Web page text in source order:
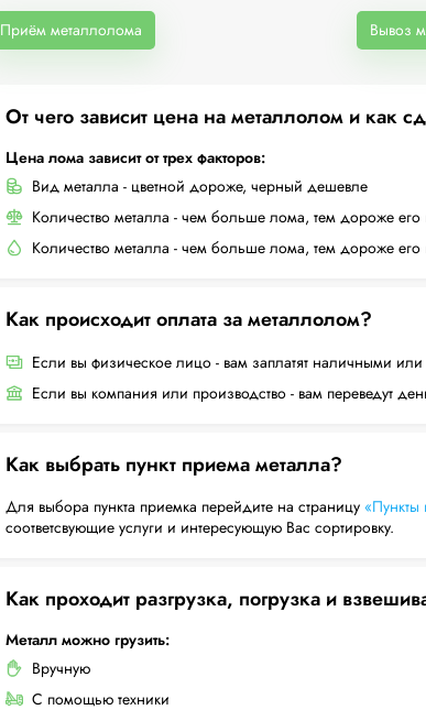
Приём металлолома Вывоз
От чего зависит цена на металлолом и как
Цена лома зависит от трех факторов:
Вид металла - цветной дороже, черный дешевле
Количество металла - чем больше лома, тем дороже его
Количество металла - чем больше лома, тем дороже его
Как происходит оплата за металлолом?
Если вы физическое лицо - вам заплатят наличными или
Если вы компания или производство - вам переведут
Как выбрать пункт приема металла?
Для выбора пункта приемка перейдите на страницу «Пункты
соответсвующие услуги и интересующую Вас сортировку.
Как проходит разгрузка, погрузка и
Металл можно грузить:
Вручную
С помощью техники